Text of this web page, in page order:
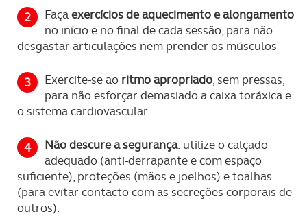
Façaexercícios de aquecimento e alongamento
no início e no final de cada sessão, para não
desgastar articulações nem prender os músculos
Exercite-se ao ritmo apropriado, sem pressas,
para não esforçar demasiado a caixa toráxica e
o sistema cardiovascular.
Não descure a segurança: utilize o calçado
adequado (anti-derrapante e com espaço
suficiente), proteções (mãos e joelhos) e toalhas
(para evitar contacto com as secreções corporais de
outros).